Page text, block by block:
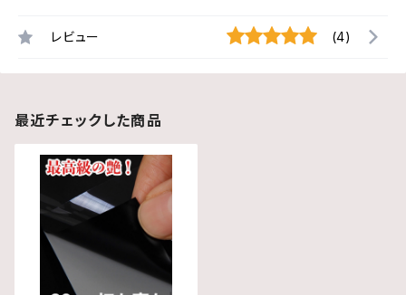
レビュー (4)
最近チェックした商品